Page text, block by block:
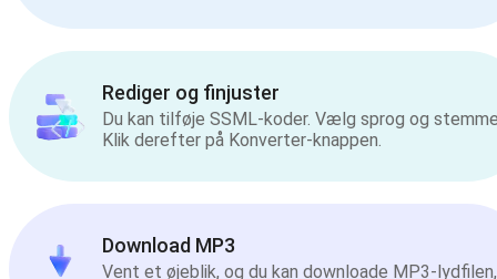
Rediger og finjuster
Du kan tilføje SSML-koder. Vælg sprog og
Klik derefter på Konverter-knappen.
Download MP3
Vent et øjeblik, og du kan downloade MP3-lydfilen,